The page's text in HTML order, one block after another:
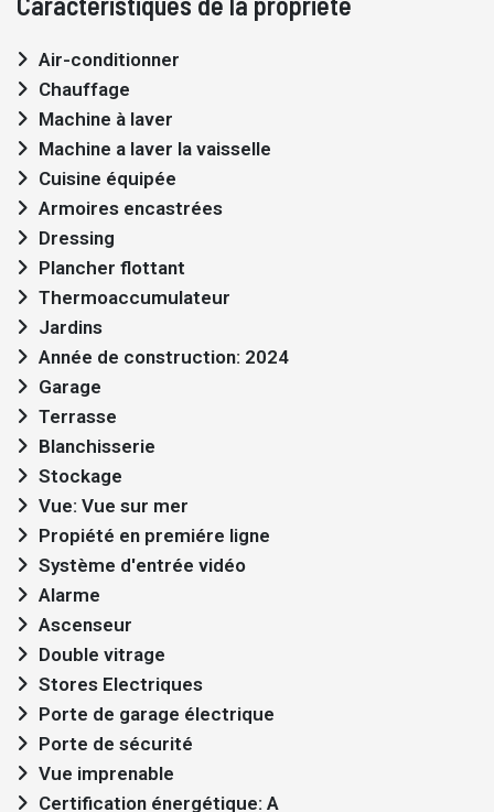
Air-conditionner
Chauffage
Machine à laver
Machine a laver la vaisselle
Cuisine équipée
Armoires encastrées
Dressing
Plancher flottant
Thermoaccumulateur
Jardins
Année de construction: 2024
Garage
Terrasse
Blanchisserie
Stockage
Vue: Vue sur mer
Propiété en premiére ligne
Système d'entrée vidéo
Alarme
Ascenseur
Double vitrage
Stores Electriques
Porte de garage électrique
Porte de sécurité
Vue imprenable
Certification énergétique: A